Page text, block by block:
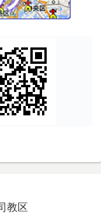
教区